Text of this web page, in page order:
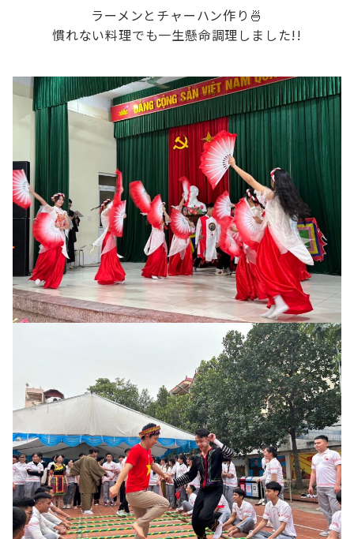
ラーメンとチャーハン作り🍜
慣れない料理でも一生懸命調理しました!!